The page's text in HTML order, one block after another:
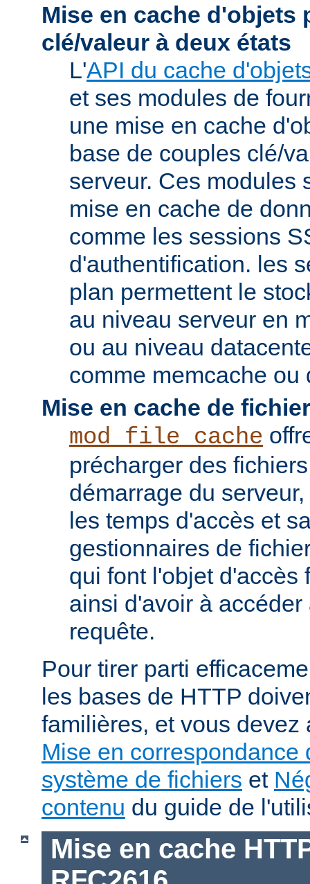
Mise en cache d'objets
clé/valeur à deux états
L'API du cache
et ses modules de
une mise en cache
base de couples clé/
serveur. Ces modules
mise en cache de
comme les sessions
d'authentification. les
plan permettent le
au niveau serveur en
ou au niveau
comme memcache ou
Mise en cache de
mod_file_cache
précharger des
démarrage du
les temps d'accès et
gestionnaires de
qui font l'objet d'accès
ainsi d'avoir à
requête.
Pour tirer parti
les bases de HTTP
familières, et vous devez
Mise en correspondance
système de fichiers et
contenu du guide de
Mise en cache